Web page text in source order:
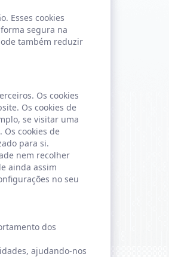
Esses cookies
segura na
também reduzir
Os cookies
Os cookies de
se visitar uma
cookies de
para si.
nem recolher
ainda assim
no seu
dos
ajudando-nos